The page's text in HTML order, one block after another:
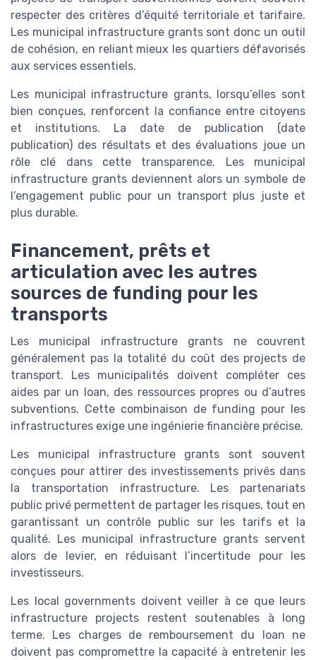
respecter des critères d’équité territoriale et tarifaire.
Les municipal infrastructure grants sont donc un outil
de cohésion, en reliant mieux les quartiers défavorisés
aux services essentiels.
Les municipal infrastructure grants, lorsqu’elles sont
bien conçues, renforcent la confiance entre citoyens
et institutions. La date de publication (date
publication) des résultats et des évaluations joue un
rôle clé dans cette transparence. Les municipal
infrastructure grants deviennent alors un symbole de
l’engagement public pour un transport plus juste et
plus durable.
Financement, prêts et
articulation avec les autres
sources de funding pour les
transports
Les municipal infrastructure grants ne couvrent
généralement pas la totalité du coût des projects de
transport. Les municipalités doivent compléter ces
aides par un loan, des ressources propres ou d’autres
subventions. Cette combinaison de funding pour les
infrastructures exige une ingénierie financière précise.
Les municipal infrastructure grants sont souvent
conçues pour attirer des investissements privés dans
la transportation infrastructure. Les partenariats
public privé permettent de partager les risques, tout en
garantissant un contrôle public sur les tarifs et la
qualité. Les municipal infrastructure grants servent
alors de levier, en réduisant l’incertitude pour les
investisseurs.
Les local governments doivent veiller à ce que leurs
infrastructure projects restent soutenables à long
terme. Les charges de remboursement du loan ne
doivent pas compromettre la capacité à entretenir les